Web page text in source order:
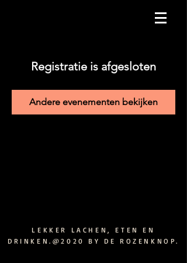
Registratie is afgesloten
Andere evenementen bekijken
LEKKER LACHEN, ETEN EN
DRINKEN.@2020 BY DE ROZENKNOP.